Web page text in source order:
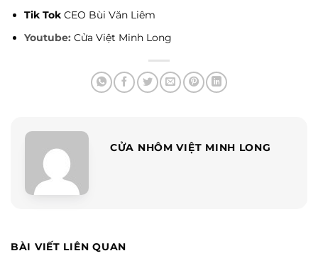
Tik TokCEO Bùi Văn Liêm
Youtube: Cửa Việt Minh Long
CỬA NHÔM VIỆT MINH LONG
BÀI VIẾT LIÊN QUAN